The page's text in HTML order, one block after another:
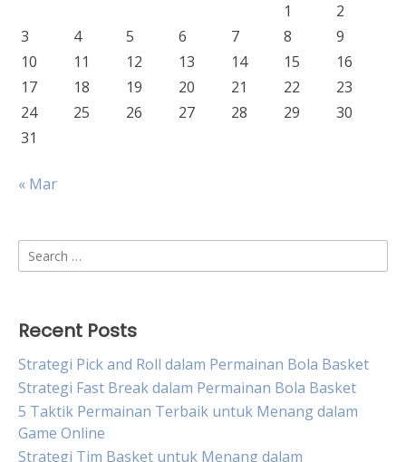
1
2
3
4 5 6 7 8
9
10
11 12 13 14 15
16
17
18 19 20 21 22
23
24
25 26 27 28 29
30
31
« Mar
Search
for:
Recent Posts
Strategi Pick and Roll dalam Permainan Bola Basket
Strategi Fast Break dalam Permainan Bola Basket
5 Taktik Permainan Terbaik untuk Menang dalam
Game Online
Strategi Tim Basket untuk Menang dalam